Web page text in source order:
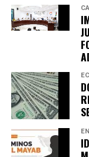
en tu